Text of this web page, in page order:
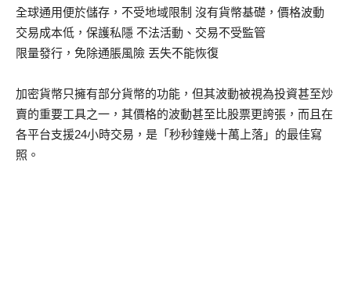
全球通用便於儲存，不受地域限制 沒有貨幣基礎，價格波動
交易成本低，保護私隱 不法活動、交易不受監管
限量發行，免除通脹風險 丟失不能恢復
加密貨幣只擁有部分貨幣的功能，但其波動被視為投資甚至炒
賣的重要工具之一，其價格的波動甚至比股票更誇張，而且在
各平台支援24小時交易，是「秒秒鐘幾十萬上落」的最佳寫
照。